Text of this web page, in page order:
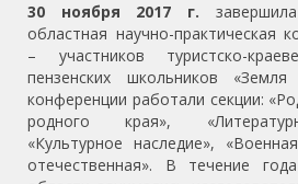
30 ноября 2017 г.
областная научно-практическая
– участников туристско-
пензенских школьников
конференции работали секции:
родного края»,
«Культурное наследие»,
отечественная». В течение